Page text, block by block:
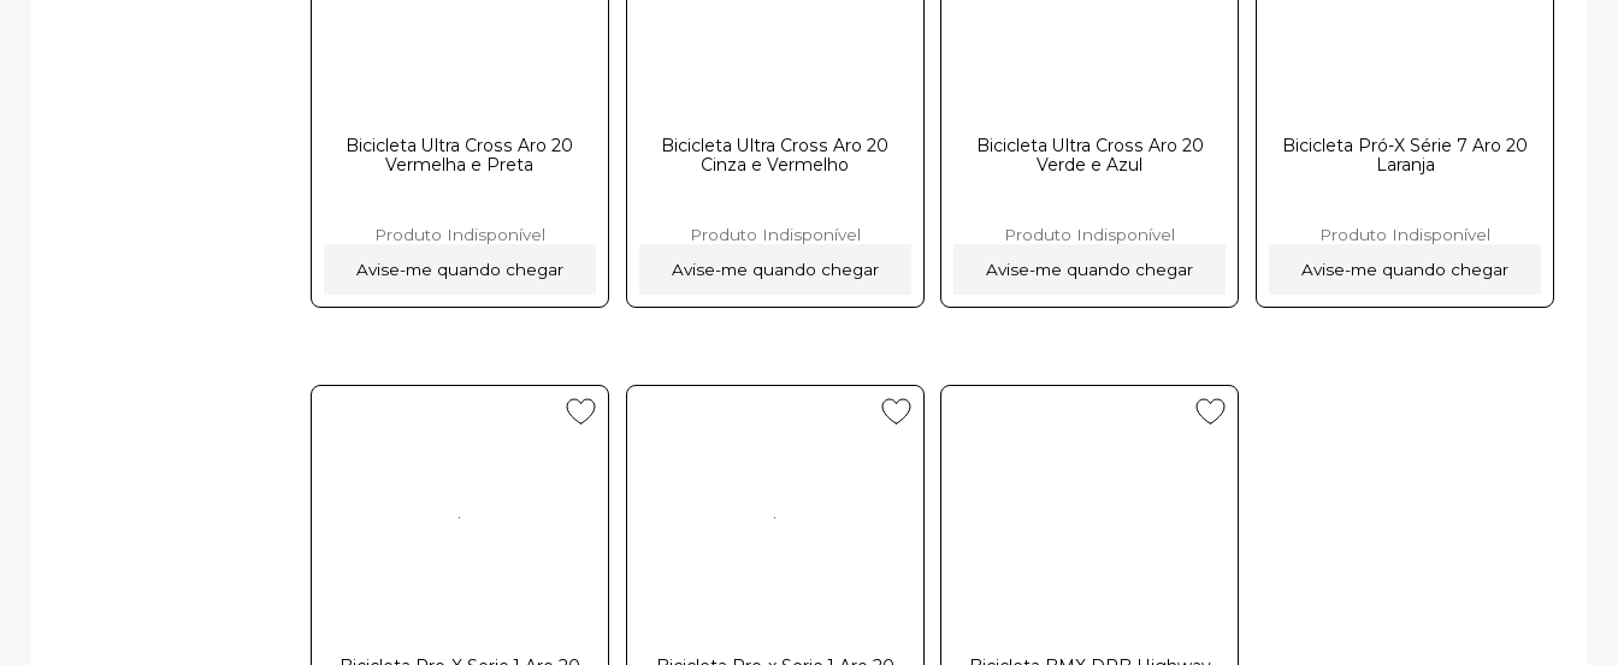
Bicicleta Ultra Cross Aro 20
Vermelha e Pretaㅤㅤㅤㅤㅤㅤㅤㅤㅤㅤ
Produto Indisponível
Avise-me quando chegar
Bicicleta Ultra Cross Aro 20
Cinza e Vermelhoㅤㅤㅤㅤㅤㅤㅤㅤㅤㅤ
Produto Indisponível
Avise-me quando chegar
Bicicleta Ultra Cross Aro 20
Verde e Azulㅤㅤㅤㅤㅤㅤㅤㅤㅤㅤㅤㅤㅤㅤ
Produto Indisponível
Avise-me quando chegar
Bicicleta Pró-X Série 7 Aro 20
Laranja
Produto Indisponível
Avise-me quando chegar